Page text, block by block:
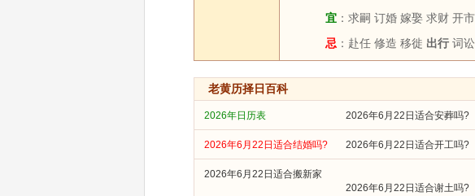
宜 ：求嗣 订婚 嫁娶 求财 开
忌 ：赴任 修造 移徙 出行 词
老黄历择日百科
2026年日历表 2026年6月22日适合安葬吗?
2026年6月22日适合结婚吗? 2026年6月22日适合开工吗?
2026年6月22日适合搬新家
2026年6月22日适合谢土吗?